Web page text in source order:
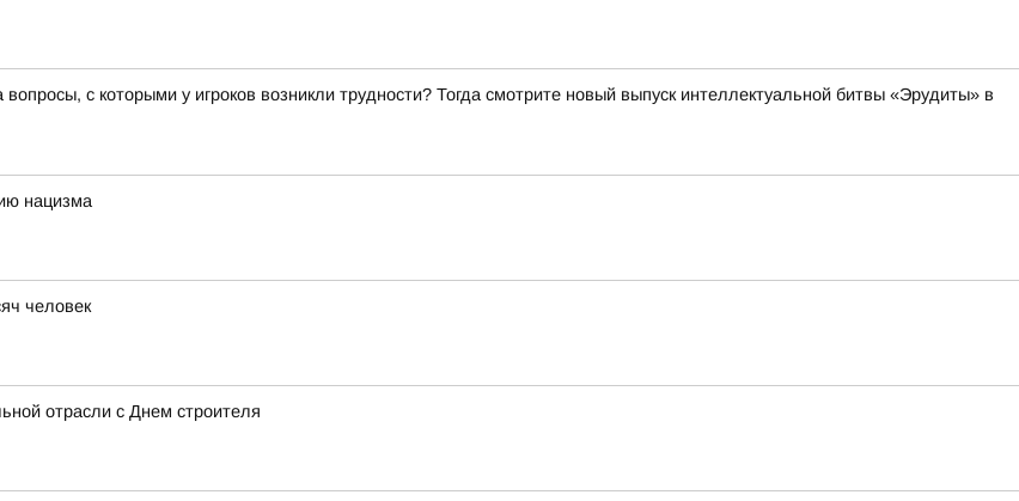
с которыми у игроков возникли трудности? Тогда смотрите новый выпуск интеллектуальной битвы «Эрудиты» в
нацизма
человек
отрасли с Днем строителя